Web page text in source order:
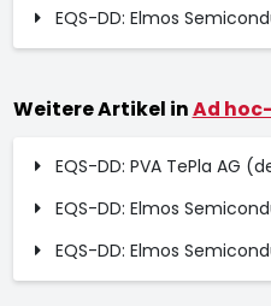
EQS-DD: Elmos
Weitere Artikel inAd
EQS-DD: PVA TePla AG
EQS-DD: Elmos
EQS-DD: Elmos